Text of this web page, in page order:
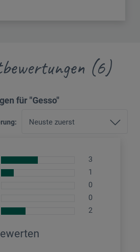
(6)
für "Gesso"
3
1
0
0
2